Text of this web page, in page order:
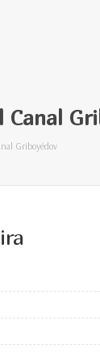
Griboyédov